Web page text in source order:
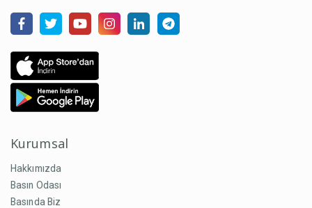
Kurumsal
Hakkımızda
Basın Odası
Basında Biz